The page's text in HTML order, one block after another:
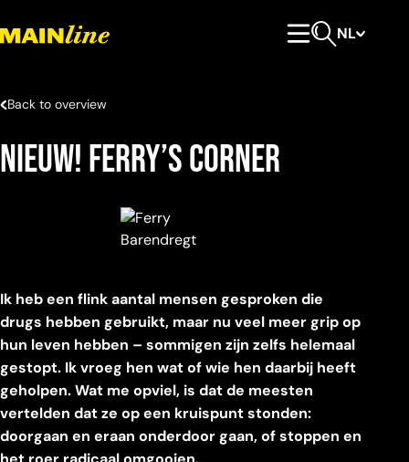
NL
Back to overview
Nieuw! Ferry’s corner
Ik heb een flink aantal mensen gesproken die
drugs hebben gebruikt, maar nu veel meer grip op
hun leven hebben – sommigen zijn zelfs helemaal
gestopt. Ik vroeg hen wat of wie hen daarbij heeft
geholpen. Wat me opviel, is dat de meesten
vertelden dat ze op een kruispunt stonden:
doorgaan en eraan onderdoor gaan, of stoppen en